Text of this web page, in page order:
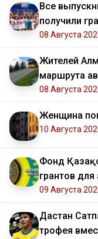
Все
получили
08 Августа
Жителей
маршрута
08 Августа
Женщина
10 Августа
Фонд
грантов для
09 Августа
Дастан
трофея